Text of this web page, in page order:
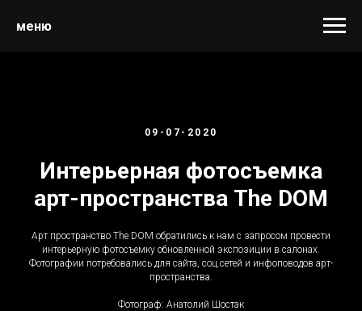
меню
09-07-2020
Интерьерная фотосъемка
арт-пространства The DOM
Арт пространство The DOM обратились к нам с запросом провести
интерьерную фотосъемку обновленной экспозиции в салонах.
Фотографии потребовались для сайта, соц.сетей и инфоповодов арт-
пространства.
Фотограф: Анатолий Шостак